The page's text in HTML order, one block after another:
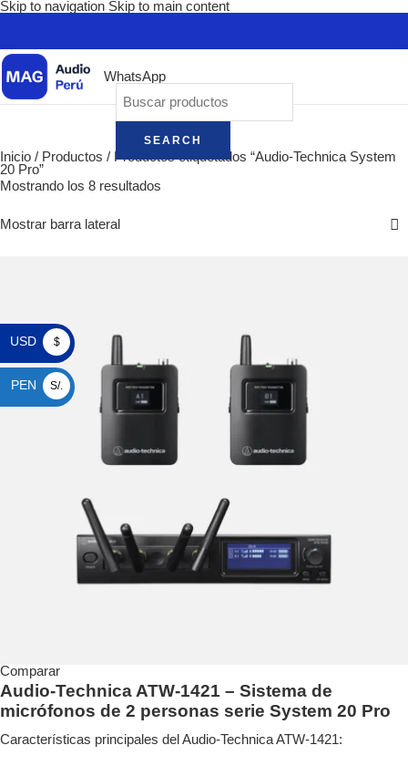
Skip to navigation Skip to main content
WhatsApp
SEARCH
Inicio / Productos / Productos etiquetados “Audio-Technica System
20 Pro”
Mostrando los 8 resultados
Mostrar barra lateral
Comparar
Audio-Technica ATW-1421 – Sistema de
micrófonos de 2 personas serie System 20 Pro
Características principales del Audio-Technica ATW-1421:
USD $
PEN S/.